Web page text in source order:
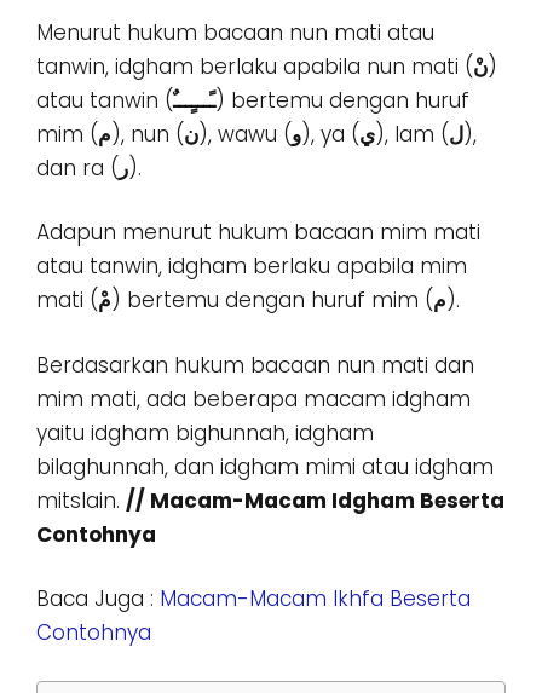
Menurut hukum bacaan nun mati atau
tanwin, idgham berlaku apabila nun mati (نْ)
atau tanwin (ـًـــٍـــٌ) bertemu dengan huruf
mim (ﻡ), nun (ﻥ), wawu (ﻭ), ya (ﻱ), lam (ل),
dan ra ( ر).
Adapun menurut hukum bacaan mim mati
atau tanwin, idgham berlaku apabila mim
mati (مْ) bertemu dengan huruf mim (ﻡ).
Berdasarkan hukum bacaan nun mati dan
mim mati, ada beberapa macam idgham
yaitu idgham bighunnah, idgham
bilaghunnah, dan idgham mimi atau idgham
mitslain. // Macam-Macam Idgham Beserta
Contohnya
Baca Juga : Macam-Macam Ikhfa Beserta
Contohnya